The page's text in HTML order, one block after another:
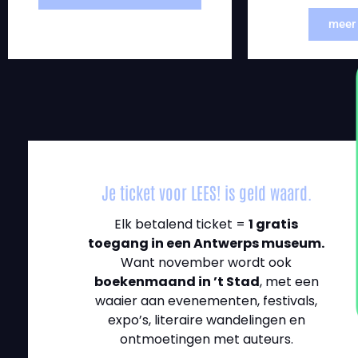
Je ticket voor LEES! is geld waard.
Elk betalend ticket =1 gratis
toegang in een Antwerps museum.
Want november wordt ook
boekenmaand in ’t Stad, met een
waaier aan evenementen, festivals,
expo’s, literaire wandelingen en
ontmoetingen met auteurs.